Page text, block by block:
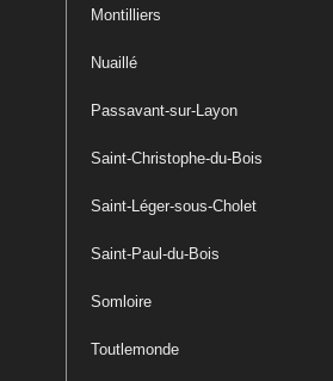
Montilliers
Nuaillé
Passavant-sur-Layon
Saint-Christophe-du-Bois
Saint-Léger-sous-Cholet
Saint-Paul-du-Bois
Somloire
Toutlemonde